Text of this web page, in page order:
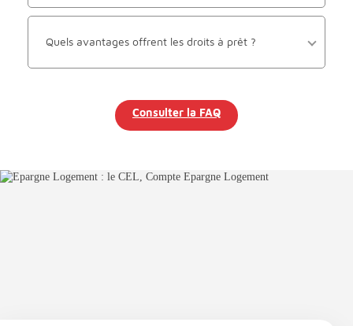
Quels avantages offrent les droits à prêt ?
Consulter la FAQ